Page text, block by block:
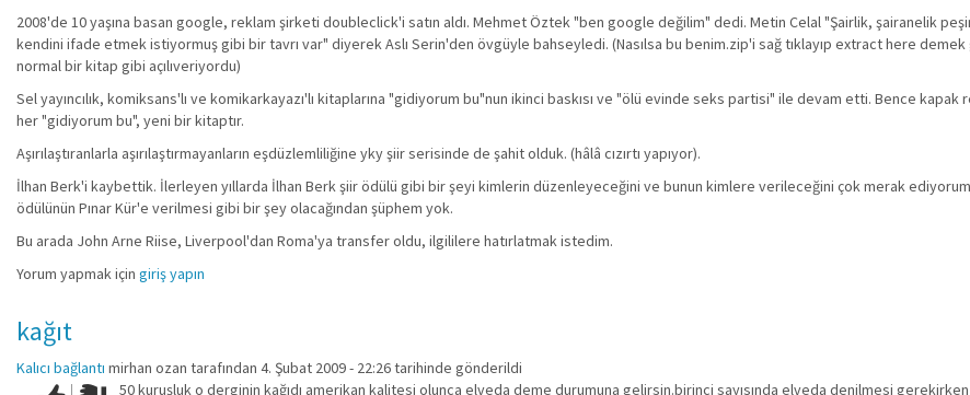
2008'de 10 yaşına basan google, reklam şirketi doubleclick'i satın aldı. Mehmet Öztek "ben google değilim" dedi. Metin Celal "Şairlik, şairanelik
kendini ifade etmek istiyormuş gibi bir tavrı var" diyerek Aslı Serin'den övgüyle bahseyledi. (Nasılsa bu benim.zip'i sağ tıklayıp extract here
normal bir kitap gibi açılıveriyordu)
Sel yayıncılık, komiksans'lı ve komikarkayazı'lı kitaplarına "gidiyorum bu"nun ikinci baskısı ve "ölü evinde seks partisi" ile devam etti. Bence kapak
her "gidiyorum bu", yeni bir kitaptır.
Aşırılaştıranlarla aşırılaştırmayanların eşdüzlemliliğine yky şiir serisinde de şahit olduk. (hâlâ cızırtı yapıyor).
İlhan Berk'i kaybettik. İlerleyen yıllarda İlhan Berk şiir ödülü gibi bir şeyi kimlerin düzenleyeceğini ve bunun kimlere verileceğini çok merak ediyorum
ödülünün Pınar Kür'e verilmesi gibi bir şey olacağından şüphem yok.
Bu arada John Arne Riise, Liverpool'dan Roma'ya transfer oldu, ilgililere hatırlatmak istedim.
Yorum yapmak için giriş yapın
kağıt
Kalıcı bağlantı mirhan ozan tarafından 4. Şubat 2009 - 22:26 tarihinde gönderildi
50 kuruşluk o derginin kağıdı amerikan kalitesi olunca elveda deme durumuna gelirsin.birinci sayısında elveda denilmesi